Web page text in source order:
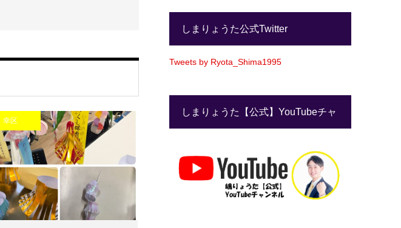
幸区
しまりょうた公式Twitter
Tweets by Ryota_Shima1995
しまりょうた【公式】YouTubeチャ